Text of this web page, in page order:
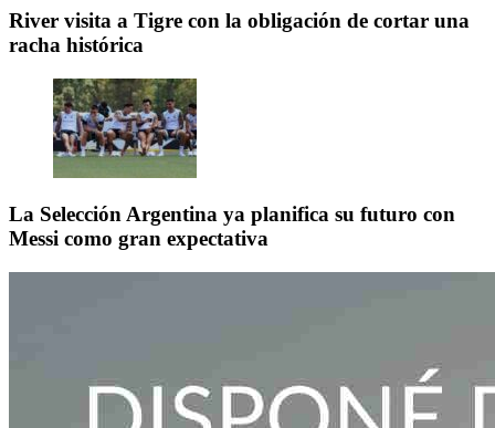
River visita a Tigre con la obligación de cortar una
racha histórica
La Selección Argentina ya planifica su futuro con
Messi como gran expectativa